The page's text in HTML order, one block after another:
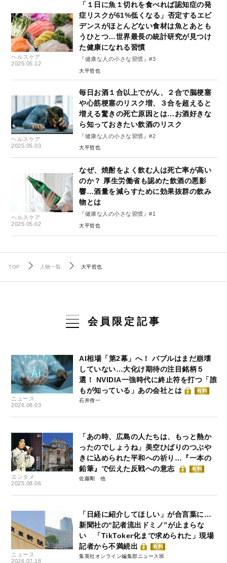
ヘルスケア
2025.05.12
「１日に魚１切れを食べれば認知症の発
症リスクが61%低くなる」否定するエビ
デンスがほとんどない食材は魚とあとも
うひとつ…世界最長の統計研究が見つけ
た健康になれる習慣
『健康な人の小さな習慣』#3
大平哲也
ヘルスケア
2025.05.03
毎日お酒１合以上でがん、２合で脳梗塞
や心筋梗塞のリスク増、３合を超えると
増える驚きの死亡原因とは…お酒好きな
ら知っておきたい飲酒のリスク
『健康な人の小さな習慣』#2
大平哲也
ヘルスケア
2025.05.02
なぜ、焼酎をよく飲む人は死亡率が高い
のか？ 厚生労働省も認めた飲酒の悪影
響…酒量を減らすために効果抜群の飲み
物とは
『健康な人の小さな習慣』#1
大平哲也
TOP 人物一覧 大平哲也
会員限定記事
ニュース
2026.08.03
AI相場「第2幕」へ！ バブルはまだ崩壊
していない…大化け期待の注目銘柄５
選！ NVIDIA一強時代に終止符を打つ「誰
もが知っている」あの会社とは
有料
石井僚一
エンタメ
2025.08.06
「あの時、広島の人たちは、もっと熱か
ったのでしょうね」美空ひばりのつぶや
きに込められた平和への祈り…『一本の
鉛筆』で伝えた反戦への意志
有料
佐藤剛
ニュース
2026.07.18
「日経に紹介してほしい」が合言葉に…
新聞社の“記者流出ドミノ”が止まらな
い 「TikToker化まで求められた」現場
記者から不満続出
有料
集英社オンライン編集部ニュース班